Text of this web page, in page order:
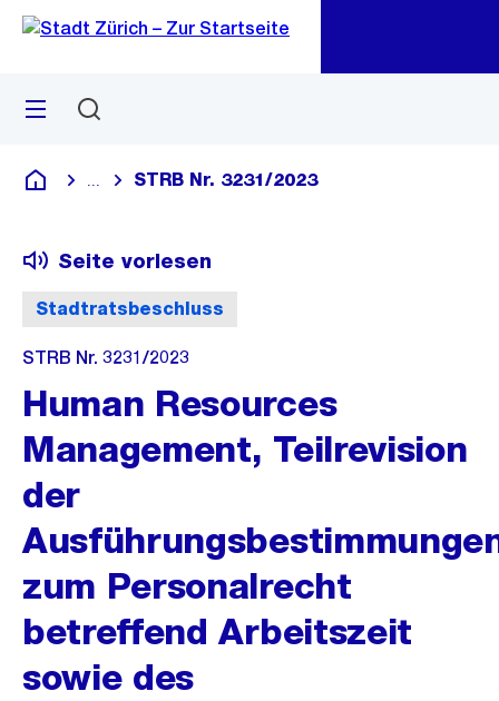
Navigation
Sprunglink
Menü
Deutsch
Blende alle Breadcrumbs ein
STRB Nr. 3231/2023
Stadtratsbeschluss
Seite vorlesen
STRB Nr. 3231/2023
Human Resources
Management, Teilrevision
der
zum Personalrecht
betreffend Arbeitszeit
sowie des